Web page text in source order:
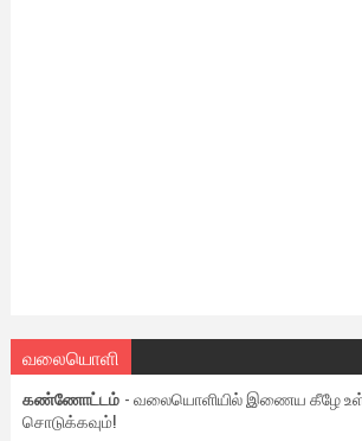
வலையொளி
கண்ணோட்டம் - வலையொளியில் இணைய கீழே
சொடுக்கவும்!